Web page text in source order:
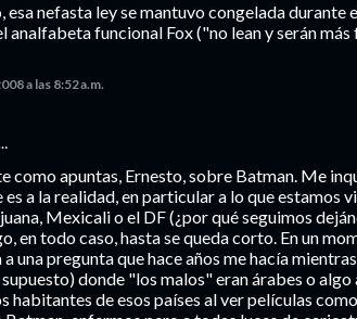
esa nefasta ley se mantuvo congelada durante
analfabeta funcional Fox ("no lean y serán
a las 8:52 a.m.
como apuntas, Ernesto, sobre Batman. Me
es a la realidad, en particular a lo que estamos
Mexicali o el DF (¿por qué seguimos
en todo caso, hasta se queda corto. En un
a una pregunta que hace años me hacía
donde "los malos" eran árabes o
habitantes de esos países al ver películas